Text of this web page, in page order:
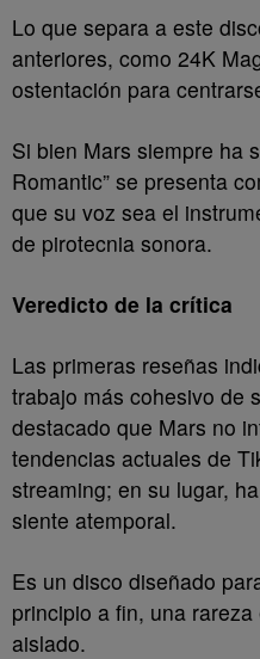
Lo que separa a este
anteriores, como 24K
ostentación para
Si bien Mars siempre ha
Romantic” se presenta
que su voz sea el
de pirotecnia sonora.
Veredicto de la crítica
Las primeras reseñas
trabajo más cohesivo de
destacado que Mars no
tendencias actuales de
streaming; en su lugar,
siente atemporal.
Es un disco diseñado
principio a fin, una
aislado.